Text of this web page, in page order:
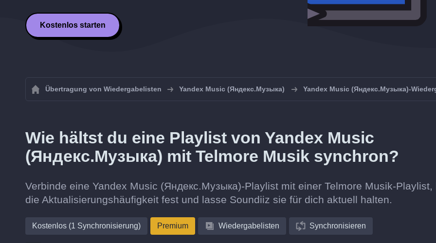
Kostenlos starten
Übertragung von Wiedergabelisten Yandex Music (Яндекс.Музыка) Yandex Music (Яндекс.Музыка)-
Wie hältst du eine Playlist von Yandex Music
(Яндекс.Музыка) mit Telmore Musik synchron?
Verbinde eine Yandex Music (Яндекс.Музыка)-Playlist mit einer Telmore Musik-Playlist,
die Aktualisierungshäufigkeit fest und lasse Soundiiz sie für dich aktuell halten.
Kostenlos (1 Synchronisierung) Premium Wiedergabelisten Synchronisieren